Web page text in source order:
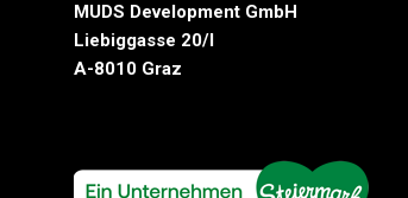
MUDS Development GmbH
Liebiggasse 20/I
A-8010 Graz